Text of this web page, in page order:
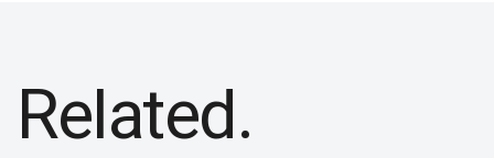
Related.